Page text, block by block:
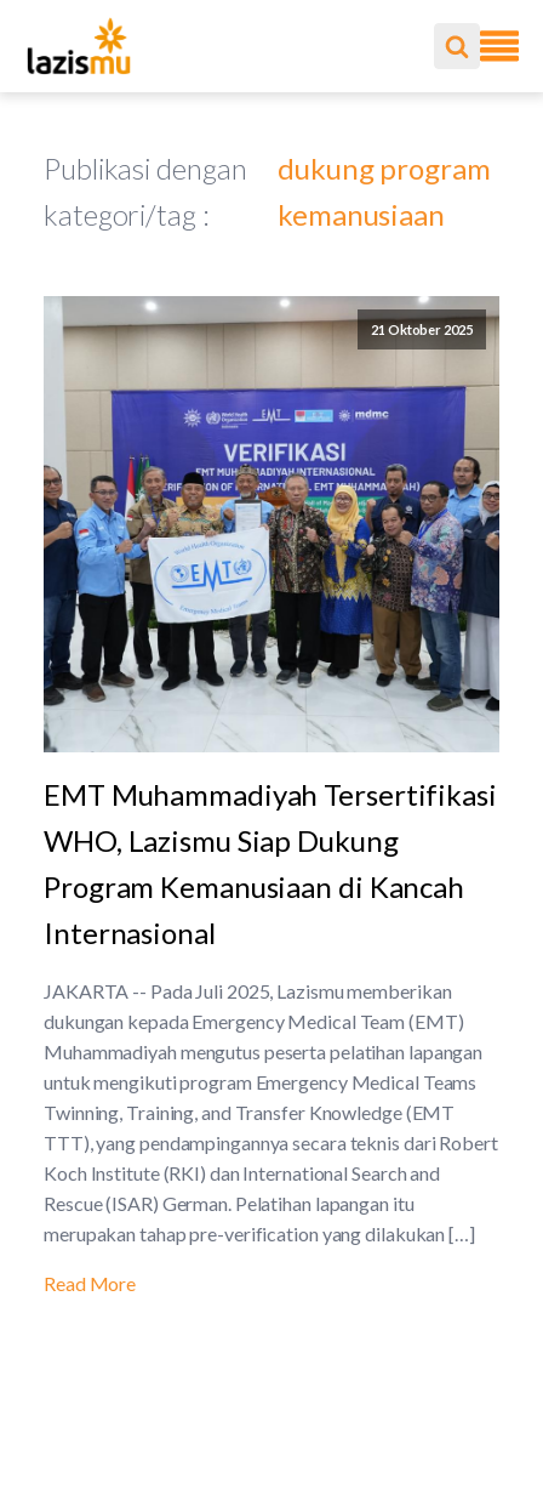
Publikasi dengan
kategori/tag :
dukung program
kemanusiaan
21 Oktober 2025
EMT Muhammadiyah Tersertifikasi
WHO, Lazismu Siap Dukung
Program Kemanusiaan di Kancah
Internasional
JAKARTA -- Pada Juli 2025, Lazismu memberikan
dukungan kepada Emergency Medical Team (EMT)
Muhammadiyah mengutus peserta pelatihan lapangan
untuk mengikuti program Emergency Medical Teams
Twinning, Training, and Transfer Knowledge (EMT
TTT), yang pendampingannya secara teknis dari Robert
Koch Institute (RKI) dan International Search and
Rescue (ISAR) German. Pelatihan lapangan itu
merupakan tahap pre-verification yang dilakukan […]
Read More